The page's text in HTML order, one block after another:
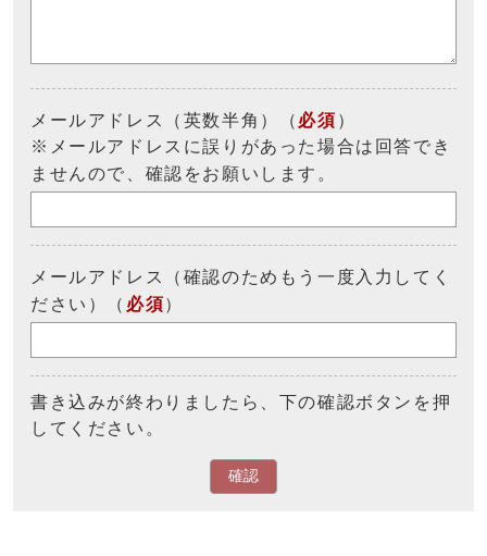
メールアドレス（英数半角）（ 必須 ）
※メールアドレスに誤りがあった場合は回答でき
ませんので、確認をお願いします。
メールアドレス（確認のためもう一度入力してく
ださい）（ 必須）
書き込みが終わりましたら、下の確認ボタンを押
してください。
確認